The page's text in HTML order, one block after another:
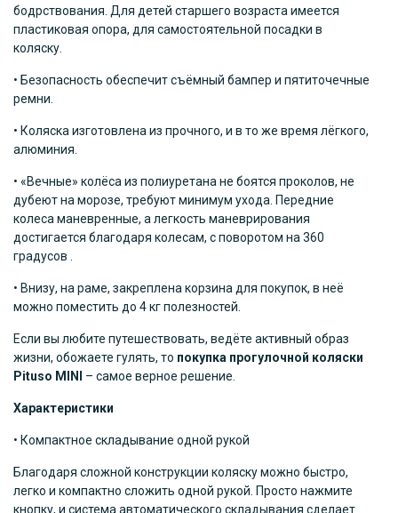
бодрствования. Для детей старшего возраста имеется
пластиковая опора, для самостоятельной посадки в
коляску.
• Безопасность обеспечит съёмный бампер и пятиточечные
ремни.
• Коляска изготовлена из прочного, и в то же время лёгкого,
алюминия.
• «Вечные» колёса из полиуретана не боятся проколов, не
дубеют на морозе, требуют минимум ухода. Передние
колеса маневренные, а легкость маневрирования
достигается благодаря колесам, с поворотом на 360
градусов .
• Внизу, на раме, закреплена корзина для покупок, в неё
можно поместить до 4 кг полезностей.
Если вы любите путешествовать, ведёте активный образ
жизни, обожаете гулять, то покупка прогулочной коляски
Pituso MINI – самое верное решение.
Характеристики
• Компактное складывание одной рукой
Благодаря сложной конструкции коляску можно быстро,
легко и компактно сложить одной рукой. Просто нажмите
кнопку, и система автоматического складывания сделает